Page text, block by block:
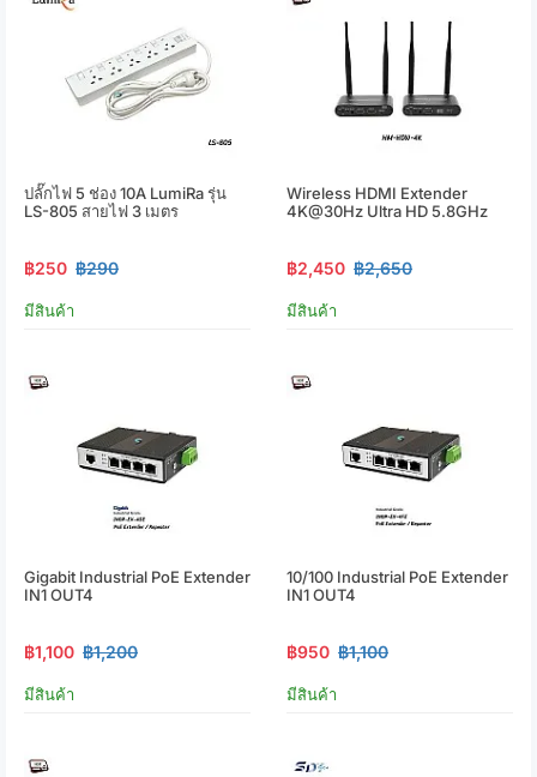
ปลั๊กไฟ 5 ช่อง 10A LumiRa รุ่น
LS-805 สายไฟ 3 เมตร
฿250 ฿290
มีสินค้า
Wireless HDMI Extender
4K@30Hz Ultra HD 5.8GHz
฿2,450 ฿2,650
มีสินค้า
Gigabit Industrial PoE Extender
IN1 OUT4
฿1,100 ฿1,200
มีสินค้า
10/100 Industrial PoE Extender
IN1 OUT4
฿950 ฿1,100
มีสินค้า